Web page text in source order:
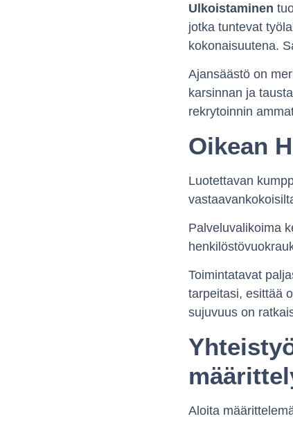
Ulkoistaminen
jotka tuntevat
kokonaisuutena.
Ajansäästö on
karsinnan ja
rekrytoinnin
Oikean
Luotettavan
Palveluvalikoima
Toimintatavat
tarpeitasi, esittää
sujuvuus on
Aloita